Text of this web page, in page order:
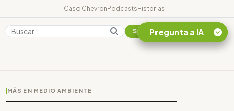
Caso ChevronPodcastsHistorias
Colombia Suscribirse
MÁS EN MEDIO AMBIENTE
Pregunta a IA